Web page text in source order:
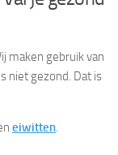
maken gebruik van
niet gezond. Dat is
eiwitten.